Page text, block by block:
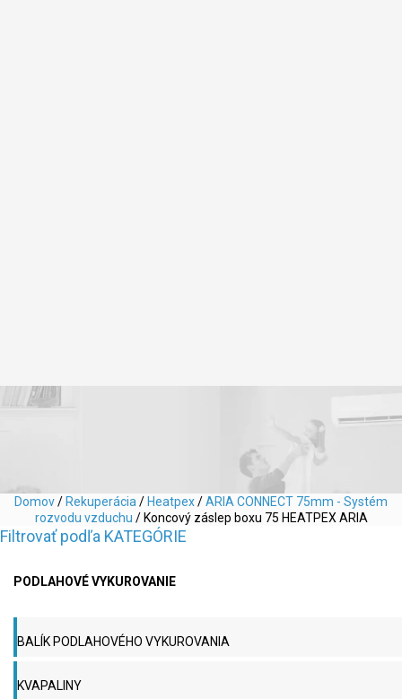
Domov/ Rekuperácia / Heatpex/ARIA CONNECT 75mm - Systém
rozvodu vzduchu / Koncový záslep boxu 75 HEATPEX ARIA
Filtrovať podľa KATEGÓRIE
PODLAHOVÉ VYKUROVANIE
BALÍK PODLAHOVÉHO VYKUROVANIA
KVAPALINY